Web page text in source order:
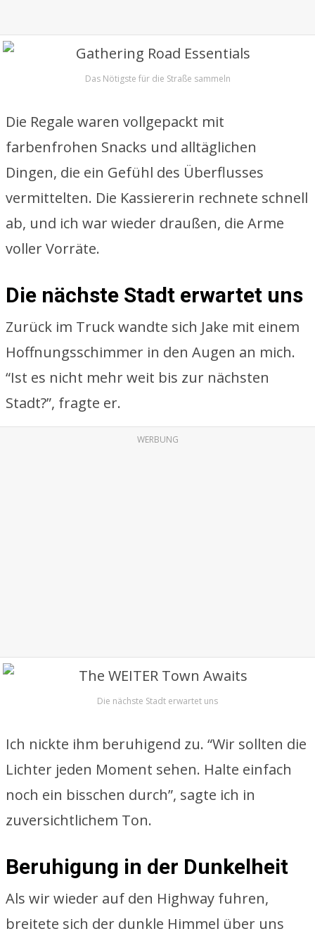
Das Nötigste für die Straße sammeln
Die Regale waren vollgepackt mit
farbenfrohen Snacks und alltäglichen
Dingen, die ein Gefühl des Überflusses
vermittelten. Die Kassiererin rechnete schnell
ab, und ich war wieder draußen, die Arme
voller Vorräte.
Die nächste Stadt erwartet uns
Zurück im Truck wandte sich Jake mit einem
Hoffnungsschimmer in den Augen an mich.
“Ist es nicht mehr weit bis zur nächsten
Stadt?”, fragte er.
WERBUNG
Die nächste Stadt erwartet uns
Ich nickte ihm beruhigend zu. “Wir sollten die
Lichter jeden Moment sehen. Halte einfach
noch ein bisschen durch”, sagte ich in
zuversichtlichem Ton.
Beruhigung in der Dunkelheit
Als wir wieder auf den Highway fuhren,
breitete sich der dunkle Himmel über uns